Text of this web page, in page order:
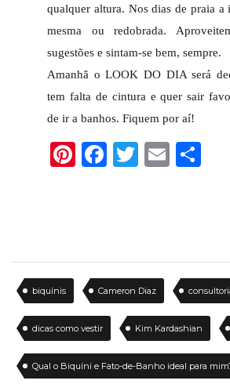
qualquer altura. Nos dias de praia a
mesma ou redobrada.
sugestões e sintam-se bem, sempre.
Amanhã o LOOK DO DIA será
tem falta de cintura e quer sair
de ir a banhos. Fiquem por aí!
Pinterest
Facebook
Twitter
Email
biquínis Cameron Diaz
dicas como vestir Kim Kardashian
Qual o Biquíni e Fato-de-Banho ideal para